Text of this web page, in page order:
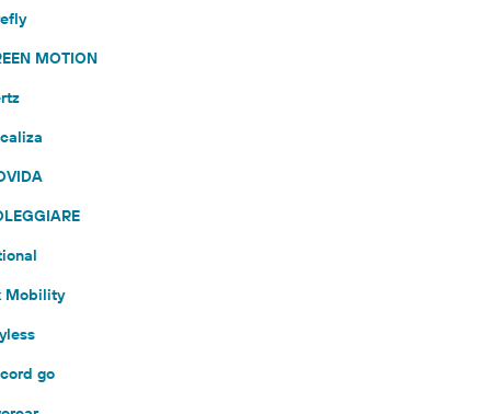
MOTION
Mobility
go